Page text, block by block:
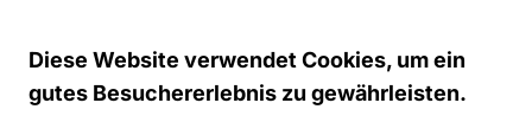
Wir weisen darauf hin, dass dabei Daten der
Nutzer außerhalb des Raumes der
Diese Website verwendet Cookies, um ein
gutes Besuchererlebnis zu gewährleisten.